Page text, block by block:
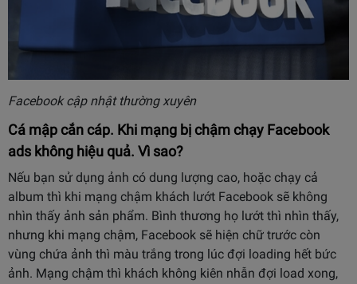
Facebook cập nhật thường xuyên
Cá mập cắn cáp. Khi mạng bị chậm chạy Facebook
ads không hiệu quả. Vì sao?
Nếu bạn sử dụng ảnh có dung lượng cao, hoặc chạy cả
album thì khi mạng chậm khách lướt Facebook sẽ không
nhìn thấy ảnh sản phẩm. Bình thương họ lướt thì nhìn thấy,
nhưng khi mạng chậm, Facebook sẽ hiện chữ trước còn
vùng chứa ảnh thì màu trắng trong lúc đợi loading hết bức
ảnh. Mạng chậm thì khách không kiên nhẫn đợi load xong,